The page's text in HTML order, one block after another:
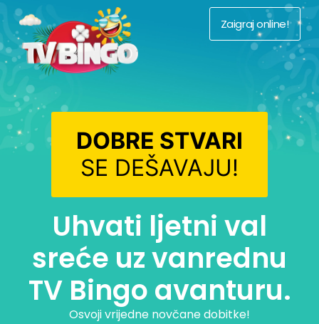
Zaigraj online!
DOBRE STVARI
SE DEŠAVAJU!
Uhvati ljetni val
sreće uz vanrednu
TV Bingo avanturu.
Osvoji vrijedne novčane dobitke!